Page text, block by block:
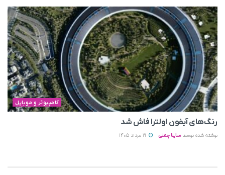
کامپیوتر و موبایل
رنگ‌های آیفون اولترا فاش شد
نوشته شده توسط ساینا چمنی